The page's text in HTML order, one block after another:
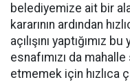
belediyemize ait bir
kararının ardından
açılışını yaptığımız
esnafımızı da
etmemek için hızlıca